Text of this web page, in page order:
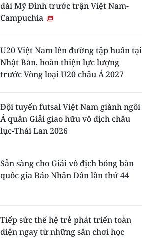
đài Mỹ Đình trước trận Việt Nam-
Campuchia
U20 Việt Nam lên đường tập huấn tại
Nhật Bản, hoàn thiện lực lượng
trước Vòng loại U20 châu Á 2027
Đội tuyển futsal Việt Nam giành ngôi
Á quân Giải giao hữu vô địch châu
lục-Thái Lan 2026
Sẵn sàng cho Giải vô địch bóng bàn
quốc gia Báo Nhân Dân lần thứ 44
Tiếp sức thế hệ trẻ phát triển toàn
diện ngay từ những sân chơi học